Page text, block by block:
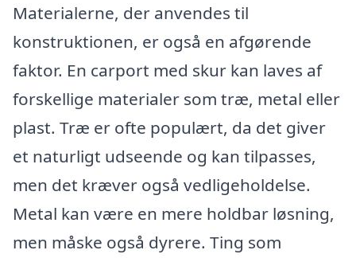
Materialerne, der anvendes til
konstruktionen, er også en afgørende
faktor. En carport med skur kan laves af
forskellige materialer som træ, metal eller
plast. Træ er ofte populært, da det giver
et naturligt udseende og kan tilpasses,
men det kræver også vedligeholdelse.
Metal kan være en mere holdbar løsning,
men måske også dyrere. Ting som